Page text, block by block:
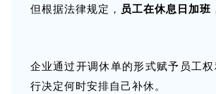
但根据法律规定， 员工在休息日加
企业通过开调休单的形式赋予员工
行决定何时安排自己补休。